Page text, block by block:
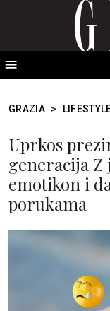
GRAZIA >
Uprkos
generacija
emotikon i
porukama